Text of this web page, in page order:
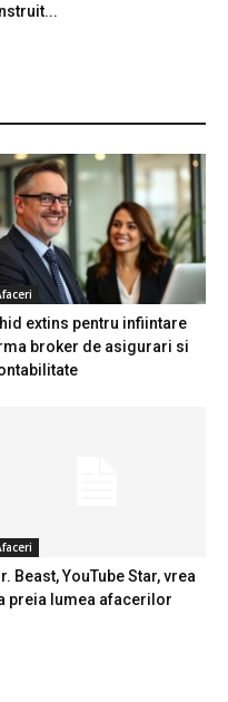
extins pentru infiintare
broker de asigurari si
Beast, YouTube Star, vrea
preia lumea afacerilor